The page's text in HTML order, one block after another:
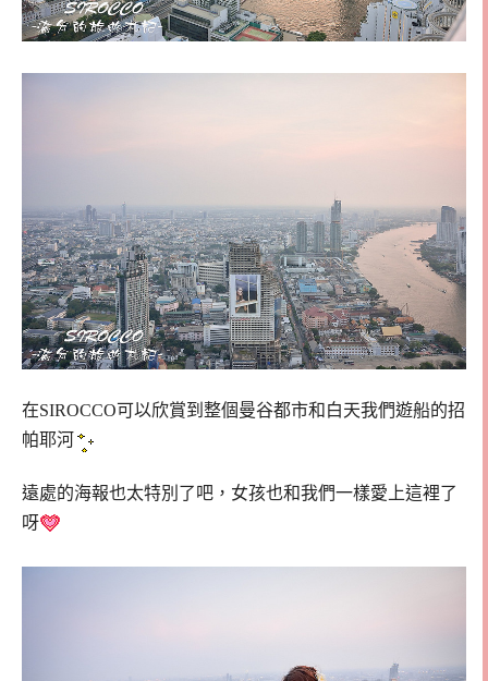
在SIROCCO可以欣賞到整個曼谷都市和白天我們遊船的招
帕耶河
遠處的海報也太特別了吧，女孩也和我們一樣愛上這裡了
呀